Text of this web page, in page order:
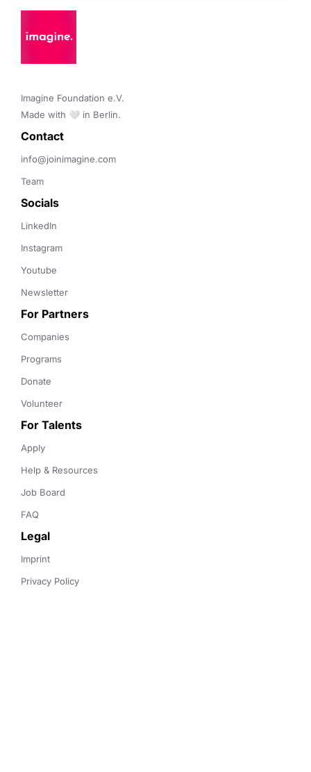
Imagine Foundation e.V.
Made with 🤍 in Berlin.
Contact
info@joinimagine.com
Team
Socials
LinkedIn
Instagram
Youtube
Newsletter
For Partners
Companies
Programs
Donate
Volunteer
For Talents
Apply
Help & Resources
Job Board
FAQ
Legal
Imprint
Privacy Policy